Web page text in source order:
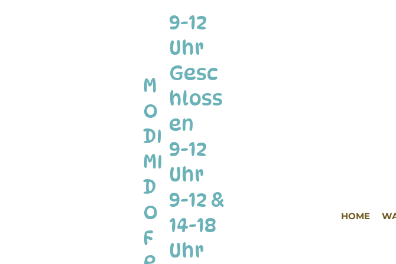
M
O
DI
MI
D
O
F
9-12
Uhr
Gesc
hloss
en
9-12
Uhr
9-12 &
14-18
Uhr
HOME